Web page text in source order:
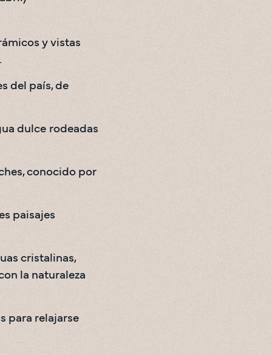
y vistas
del país, de
dulce rodeadas
conocido por
paisajes
cristalinas,
la naturaleza
para relajarse